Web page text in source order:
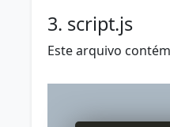
3. script.js
Este arquivo